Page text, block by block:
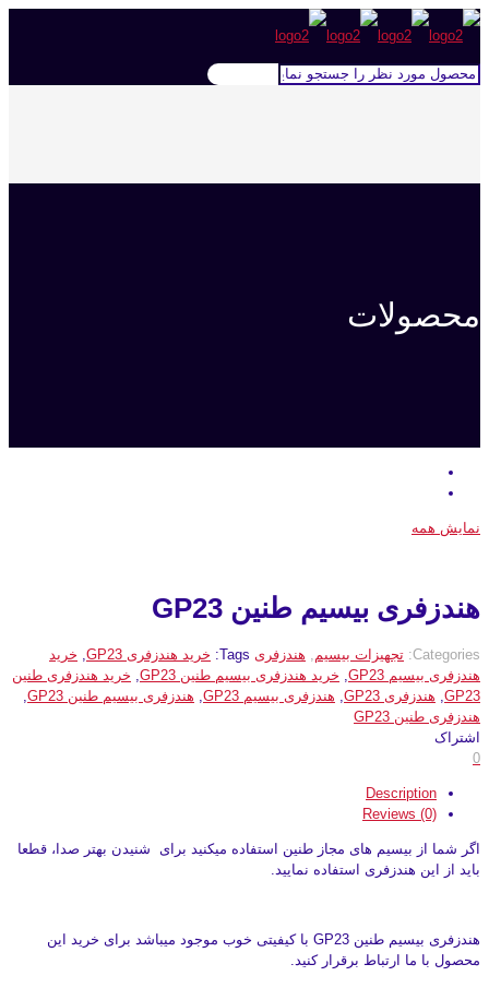
محصولات
نمایش همه
هندزفری بیسیم طنین GP23
Categories: تجهیزات بیسیم هندزفری Tags: خرید هندزفری GP23
خرید
هندزفری بیسیم GP23
خرید هندزفری بیسیم طنین GP23
خرید هندزفری طنین
GP23 هندزفری GP23 هندزفری بیسیم GP23 هندزفری بیسیم طنین GP23
هندزفری طنین GP23
اشتراک
0
Description
Reviews (0)
اگر شما از بیسیم های مجاز طنین استفاده میکنید برای شنیدن بهتر صدا، قطعا
باید از این هندزفری استفاده نمایید.
هندزفری بیسیم طنین GP23 با کیفیتی خوب موجود میباشد برای خرید این
محصول با ما ارتباط برقرار کنید.